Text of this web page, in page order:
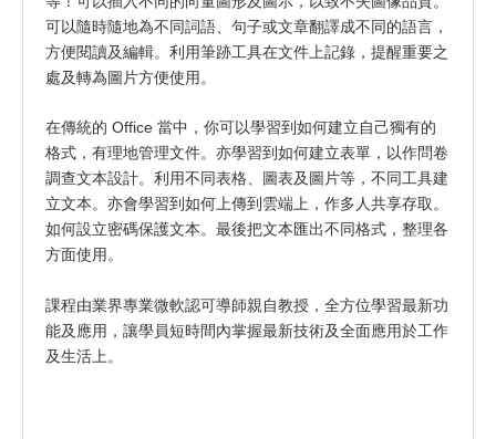
可以隨時隨地為不同詞語、句子或文章翻譯成不同的語言，
方便閱讀及編輯。利用筆跡工具在文件上記錄，提醒重要之
處及轉為圖片方便使用。
在傳統的 Office 當中，你可以學習到如何建立自己獨有的
格式，有理地管理文件。亦學習到如何建立表單，以作問卷
調查文本設計。利用不同表格、圖表及圖片等，不同工具建
立文本。亦會學習到如何上傳到雲端上，作多人共享存取。
如何設立密碼保護文本。最後把文本匯出不同格式，整理各
方面使用。
課程由業界專業微軟認可導師親自教授，全方位學習最新功
能及應用，讓學員短時間內掌握最新技術及全面應用於工作
及生活上。